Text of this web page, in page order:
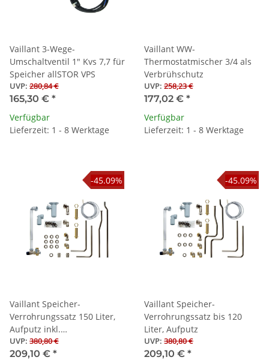
Vaillant 3-Wege-
Umschaltventil 1" Kvs 7,7 für
Speicher allSTOR VPS
UVP: 280,84 €
165,30 € *
Verfügbar
Lieferzeit: 1 - 8 Werktage
Vaillant WW-
Thermostatmischer 3/4 als
Verbrühschutz
UVP: 258,23 €
177,02 € *
Verfügbar
Lieferzeit: 1 - 8 Werktage
-45.09%
Vaillant Speicher-
Verrohrungssatz 150 Liter,
Aufputz inkl.
Sicherheitsgruppe
UVP: 380,80 €
209,10 € *
-45.09%
Vaillant Speicher-
Verrohrungssatz bis 120
Liter, Aufputz
UVP: 380,80 €
209,10 € *